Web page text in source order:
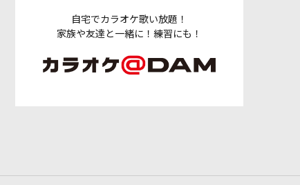
自宅でカラオケ歌い放題！
家族や友達と一緒に！練習にも！